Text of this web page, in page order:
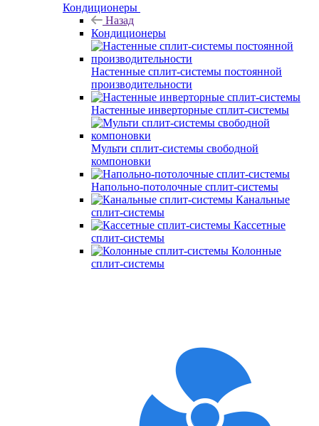
Кондиционеры
Назад
Кондиционеры
Настенные сплит-системы постоянной
производительности
Настенные инверторные сплит-системы
Мульти сплит-системы свободной
компоновки
Напольно-потолочные сплит-системы
Канальные
сплит-системы
Кассетные
сплит-системы
Колонные
сплит-системы